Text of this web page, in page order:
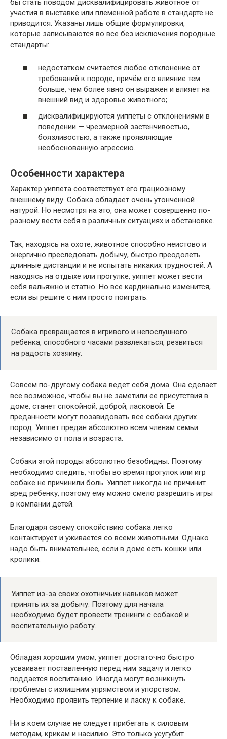
бы стать поводом дисквалифицировать животное от
участия в выставке или племенной работе в стандарте не
приводится. Указаны лишь общие формулировки,
которые записываются во все без исключения породные
стандарты:
недостатком считается любое отклонение от
требований к породе, причём его влияние тем
больше, чем более явно он выражен и влияет на
внешний вид и здоровье животного;
дисквалифицируются уиппеты с отклонениями в
поведении — чрезмерной застенчивостью,
боязливостью, а также проявляющие
необоснованную агрессию.
Особенности характера
Характер уиппета соответствует его грациозному
внешнему виду. Собака обладает очень утончённой
натурой. Но несмотря на это, она может совершенно по-
разному вести себя в различных ситуациях и обстановке.
Так, находясь на охоте, животное способно неистово и
энергично преследовать добычу, быстро преодолеть
длинные дистанции и не испытать никаких трудностей. А
находясь на отдыхе или прогулке, уиппет может вести
себя вальяжно и статно. Но все кардинально изменится,
если вы решите с ним просто поиграть.
Собака превращается в игривого и непослушного
ребенка, способного часами развлекаться, резвиться
на радость хозяину.
Совсем по-другому собака ведет себя дома. Она сделает
все возможное, чтобы вы не заметили ее присутствия в
доме, станет спокойной, доброй, ласковой. Ее
преданности могут позавидовать все собаки других
пород. Уиппет предан абсолютно всем членам семьи
независимо от пола и возраста.
Собаки этой породы абсолютно безобидны. Поэтому
необходимо следить, чтобы во время прогулок или игр
собаке не причинили боль. Уиппет никогда не причинит
вред ребенку, поэтому ему можно смело разрешить игры
в компании детей.
Благодаря своему спокойствию собака легко
контактирует и уживается со всеми животными. Однако
надо быть внимательнее, если в доме есть кошки или
кролики.
Уиппет из-за своих охотничьих навыков может
принять их за добычу. Поэтому для начала
необходимо будет провести тренинги с собакой и
воспитательную работу.
Обладая хорошим умом, уиппет достаточно быстро
усваивает поставленную перед ним задачу и легко
поддаётся воспитанию. Иногда могут возникнуть
проблемы с излишним упрямством и упорством.
Необходимо проявить терпение и ласку к собаке.
Ни в коем случае не следует прибегать к силовым
методам, крикам и насилию. Это только усугубит